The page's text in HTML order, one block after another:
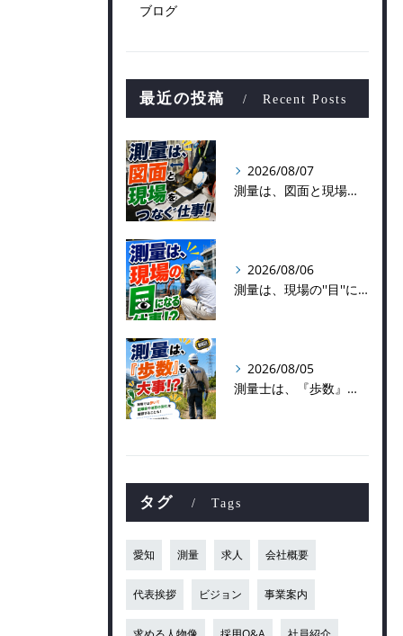
ブログ
最近の投稿 Recent Posts
2026/08/07
測量は、図面と現場をつなぐ仕事！
2026/08/06
測量は、現場の''目''になる仕事！？
2026/08/05
測量士は、『歩数』も大事！？
タグ Tags
愛知 測量 求人 会社概要
代表挨拶 ビジョン 事業案内